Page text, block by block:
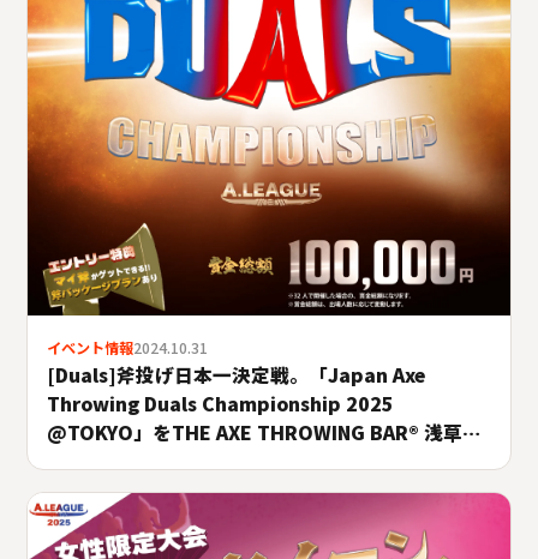
イベント情報2024.10.31
[Duals]斧投げ日本一決定戦。「Japan Axe
Throwing Duals Championship 2025
@TOKYO」をTHE AXE THROWING BAR®︎ 浅草店